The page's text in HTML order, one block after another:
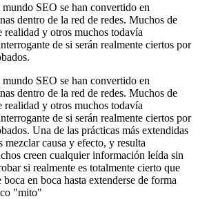
SEO se han convertido en
dentro de la red de redes. Muchos de
realidad y otros muchos todavía
de si serán realmente ciertos por
SEO se han convertido en
dentro de la red de redes. Muchos de
realidad y otros muchos todavía
de si serán realmente ciertos por
Una de las prácticas más extendidas
mezclar causa y efecto, y resulta
creen cualquier información leída sin
si realmente es totalmente cierto que
boca en boca hasta extenderse de forma
"mito"